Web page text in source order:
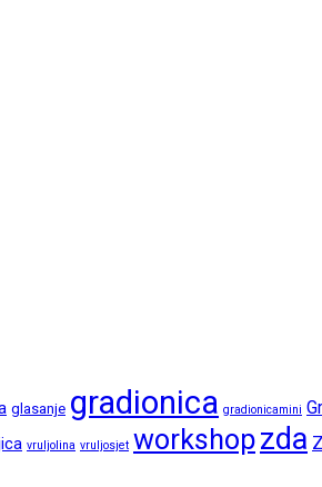
glasanje gradionica gradionicamini
vruljolina vruljosjet workshopzda